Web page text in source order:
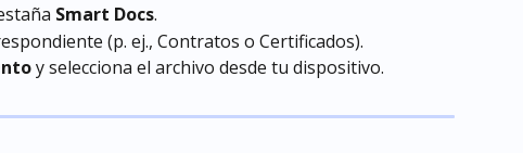
Smart Docs.
(p. ej., Contratos o Certificados).
y selecciona el archivo desde tu dispositivo.